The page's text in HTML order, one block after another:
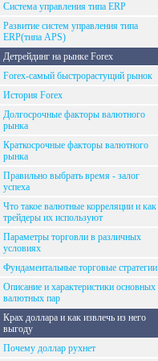
Система управления типа ERP
Развитие систем управления типа
ERP(типа APS)
Детрейдинг на рынке Forex
Forex-самый быстрорастущий рынок
История Forex
Долгосрочные факторы валютного
рынка
Краткосрочные факторы валютного
рынка
Правильно выбрать время - залог
успеха
Что такое валютные корреляции и как
трейдеры их используют
Параметры торговли в различных
условиях
Фундаментальные торговые стратегии
Описание и характеристики основных
валютных пар
Крах доллара и как извлечь из него
выгоду
Почему доллар рухнет